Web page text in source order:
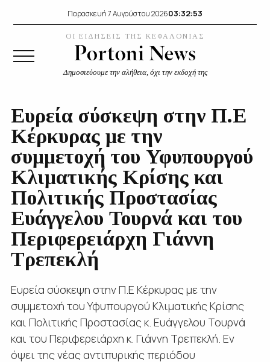
Παρασκευή 7 Αυγούστου 202603:32:54
ΟΙ ΕΙΔΗΣΕΙΣ ΤΗΣ ΚΕΦΑΛΟΝΙΑΣ
Δημοσιεύουμε την αλήθεια, όχι την εκδοχή της
Ευρεία σύσκεψη στην Π.Ε
Κέρκυρας με την
συμμετοχή του Υφυπουργού
Κλιματικής Κρίσης και
Πολιτικής Προστασίας
Ευάγγελου Τουρνά και του
Περιφερειάρχη Γιάννη
Τρεπεκλή
Ευρεία σύσκεψη στην Π.Ε Κέρκυρας με την
συμμετοχή του Υφυπουργού Κλιματικής Κρίσης
και Πολιτικής Προστασίας κ. Ευάγγελου Τουρνά
και του Περιφερειάρχη κ. Γιάννη Τρεπεκλή. Εν
όψει της νέας αντιπυρικής περιόδου